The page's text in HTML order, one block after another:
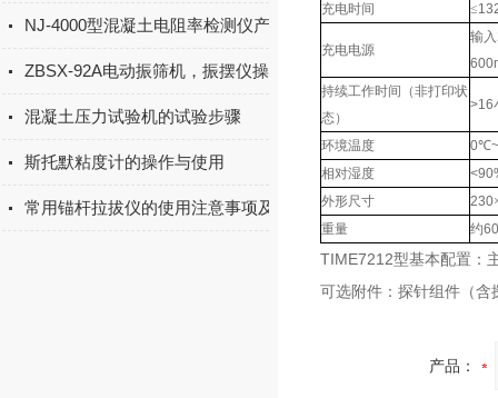
NJ-4000型混凝土电阻率检测仪产品简介
ZBSX-92A电动振筛机，振摆仪操作使用和保养
混凝土压力试验机的试验步骤
斯托默粘度计的操作与使用
常用锚杆拉拔仪的使用注意事项及常见故障排除
充电时间
≤
充电电源
输入
持续工作时间（非打印状
态）
>16
环境温度 0℃
相对湿度
外形尺寸
230
重量
约
TIME7212型基本配置：
可选附件：探针组件（含
产品：